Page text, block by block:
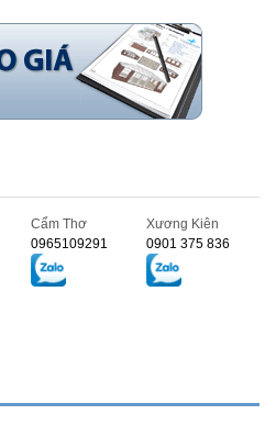
Cẩm Thơ
0965109291
Xương Kiên
0901 375 836